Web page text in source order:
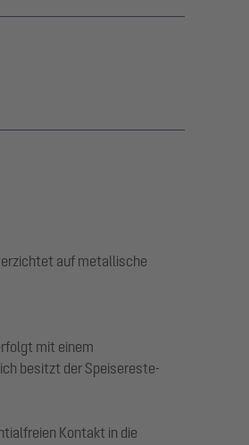
auf metallische
mit einem
besitzt der Speisereste-
Kontakt in die